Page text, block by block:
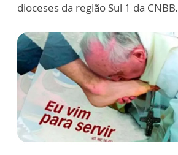
dioceses da região Sul 1 da CNBB.